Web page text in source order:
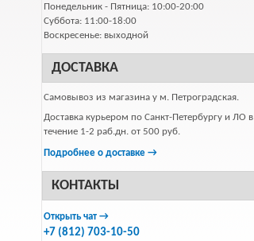
Понедельник - Пятница: 10:00-20:00
Суббота: 11:00-18:00
Воскресенье: выходной
ДОСТАВКА
Самовывоз из магазина у м. Петроградская.
Доставка курьером по Санкт-Петербургу и ЛО в
течение 1-2 раб.дн. от 500 руб.
Подробнее о доставке →
КОНТАКТЫ
Открыть чат →
+7 (812) 703-10-50